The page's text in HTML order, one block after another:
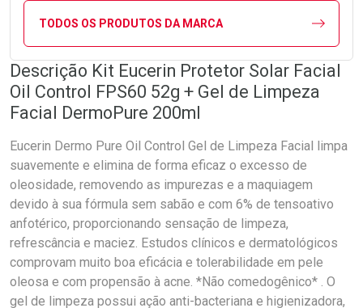
TODOS OS PRODUTOS DA MARCA
Descrição Kit Eucerin Protetor Solar Facial
Oil Control FPS60 52g + Gel de Limpeza
Facial DermoPure 200ml
Eucerin Dermo Pure Oil Control Gel de Limpeza Facial limpa
suavemente e elimina de forma eficaz o excesso de
oleosidade, removendo as impurezas e a maquiagem
devido à sua fórmula sem sabão e com 6% de tensoativo
anfotérico, proporcionando sensação de limpeza,
refrescância e maciez. Estudos clínicos e dermatológicos
comprovam muito boa eficácia e tolerabilidade em pele
oleosa e com propensão à acne. *Não comedogênico* . O
gel de limpeza possui ação anti-bacteriana e higienizadora,